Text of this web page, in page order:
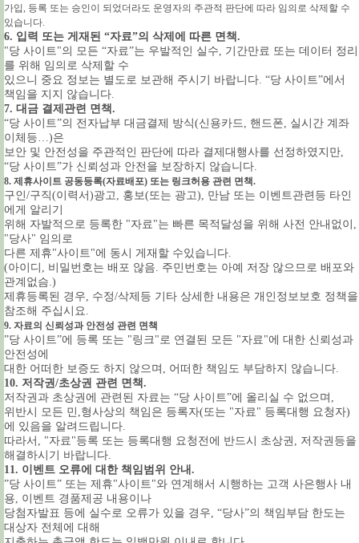
가입, 등록 또는 승인이 되었더라도 운영자의 주관적 판단에 따라 임의로 삭제할 수
있습니다.
6. 입력 또는 게재된 “자료”의 삭제에 따른 면책.
"당 사이트"의 모든 “자료”는 우발적인 실수, 기간만료 또는 데이터 정리
를 위해 임의로 삭제할 수
있으니 중요 정보는 별도로 보관해 주시기 바랍니다. “당 사이트”에서
책임을 지지 않습니다.
7. 대금 결제관련 면책.
“당 사이트”의 전자납부 대금결제 방식(신용카드, 핸드폰, 실시간 계좌
이체등…)은
보안 및 안전성을 주관적인 판단에 따라 결제대행사를 선정하였지만,
“당 사이트”가 신뢰성과 안전을 보장하지 않습니다.
8. 제휴사이트 공동등록(자료배포) 또는 링크허용 관련 면책.
구인/구직(이력서)광고, 홍보(또는 광고), 만남 또는 이벤트관련등 타인
에게 알리기
위해 자발적으로 등록한 "자료"는 빠른 목적달성을 위해 사전 안내없이,
"당사" 임의로
다른 제휴"사이트"에 동시 게재할 수있습니다.
(아이디, 비밀번호는 배포 않음. 주민번호는 아예 저장 않으므로 배포와
관계없슴.)
제휴등록된 경우, 수정/삭제등 기타 상세한 내용은 개인정보보호 정책을
참조해 주십시요.
9. 자료의 신뢰성과 안전성 관련 면책
”당 사이트”에 등록 또는 "링크"로 연결된 모든 "자료"에 대한 신뢰성과
안전성에
대한 어떠한 보증도 하지 않으며, 어떠한 책임도 부담하지 않습니다.
10. 저작권/초상권 관련 면책.
저작권과 초상권에 관련된 자료는 “당 사이트”에 올리실 수 없으며,
위반시 모든 민,형사상의 책임은 등록자(또는 "자료" 등록대행 요청자)
에 있음을 알려드립니다.
따라서, "자료"등록 또는 등록대행 요청전에 반드시 초상권, 저작권등을
해결하시기 바랍니다.
11. 이벤트 오류에 대한 책임범위 안내.
”당 사이트” 또는 제휴"사이트"와 연계해서 시행하는 고객 사은행사 내
용, 이벤트 경품제공 내용이나
당첨자발표 등에 실수로 오류가 있을 경우, “당사”의 책임부담 한도는
대상자 전체에 대해